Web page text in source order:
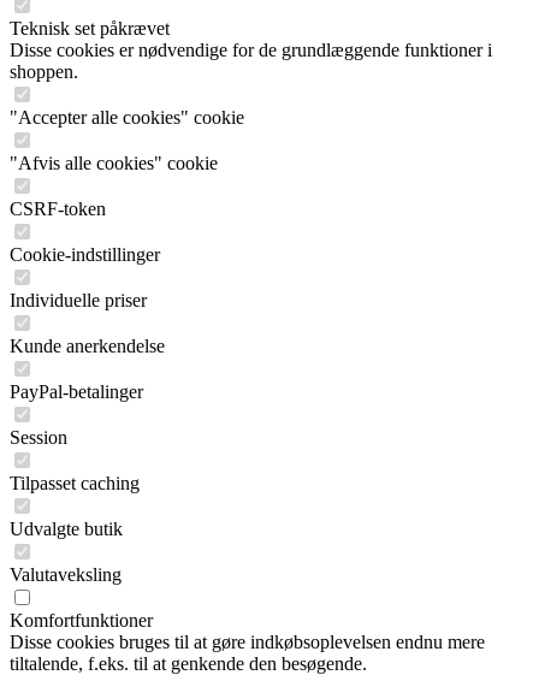
Teknisk set påkrævet
Disse cookies er nødvendige for de grundlæggende funktioner i
shoppen.
"Accepter alle cookies" cookie
"Afvis alle cookies" cookie
CSRF-token
Cookie-indstillinger
Individuelle priser
Kunde anerkendelse
PayPal-betalinger
Session
Tilpasset caching
Udvalgte butik
Valutaveksling
Komfortfunktioner
Disse cookies bruges til at gøre indkøbsoplevelsen endnu mere
tiltalende, f.eks. til at genkende den besøgende.